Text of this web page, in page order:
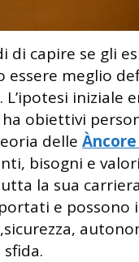
di capire se gli
essere meglio
iniziale
obiettivi
delle
bisogni e
la sua
e possono